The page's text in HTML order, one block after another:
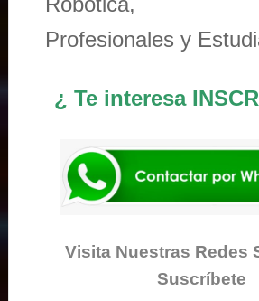
Profesionales y
¿ Te interesa
Visita Nuestras Redes
Suscríbete